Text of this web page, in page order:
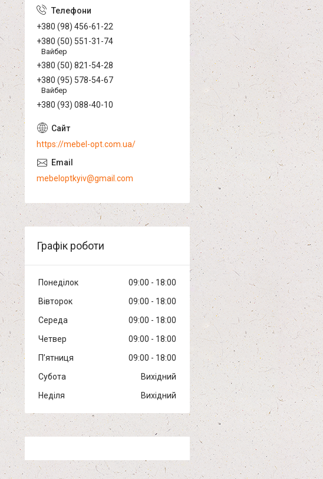
+380 (98) 456-61-22
+380 (50) 551-31-74
Вайбер
+380 (50) 821-54-28
+380 (95) 578-54-67
Вайбер
+380 (93) 088-40-10
https://mebel-opt.com.ua/
mebeloptkyiv@gmail.com
Графік роботи
Понеділок 09:00
18:00
Вівторок
09:00
18:00
Середа
09:00
18:00
Четвер
09:00
18:00
Пʼятниця
09:00
18:00
Субота
Вихідний
Неділя
Вихідний